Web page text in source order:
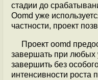
стадии до
Oomd уже
частности, проект
Проект oomd
завершать при любых
завершить без
интенсивности роста